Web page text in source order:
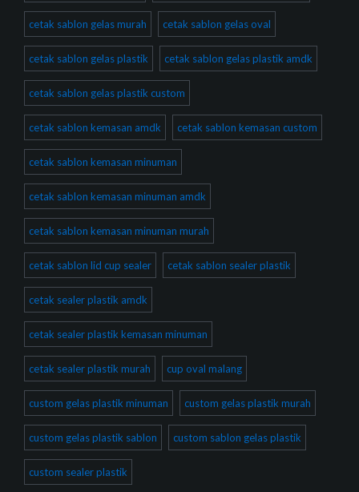
cetak sablon gelas murah cetak sablon gelas oval
cetak sablon gelas plastik cetak sablon gelas plastik amdk
cetak sablon gelas plastik custom
cetak sablon kemasan amdk cetak sablon kemasan custom
cetak sablon kemasan minuman
cetak sablon kemasan minuman amdk
cetak sablon kemasan minuman murah
cetak sablon lid cup sealer cetak sablon sealer plastik
cetak sealer plastik amdk
cetak sealer plastik kemasan minuman
cetak sealer plastik murah cup oval malang
custom gelas plastik minuman custom gelas plastik murah
custom gelas plastik sablon custom sablon gelas plastik
custom sealer plastik